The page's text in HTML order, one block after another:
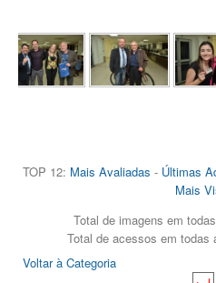
TOP 12: Mais Avaliadas - Últimas
Mais
Total de imagens em
Total de acessos em todas
Voltar à Categoria